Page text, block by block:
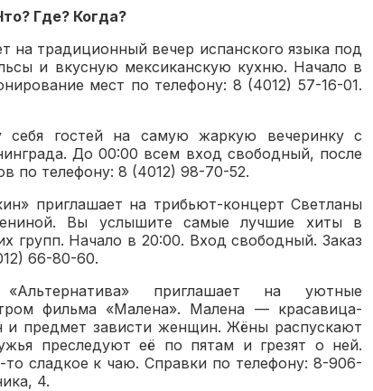
Где? Когда?
на традиционный вечер испанского языка под
и вкусную мексиканскую кухню. Начало в
мест по телефону: 8 (4012) 57-16-01.
гостей на самую жаркую вечеринку с
До 00:00 всем вход свободный, после
по телефону: 8 (4012) 98-70-52.
приглашает на трибьют-концерт Светланы
Вы услышите самые лучшие хиты в
групп. Начало в 20:00. Вход свободный. Заказ
66-80-60.
«Альтернатива» приглашает на уютные
фильма «Малена». Малена — красавица-
предмет зависти женщин. Жёны распускают
преследуют её по пятам и грезят о ней.
то сладкое к чаю. Справки по телефону: 8-906-
4.